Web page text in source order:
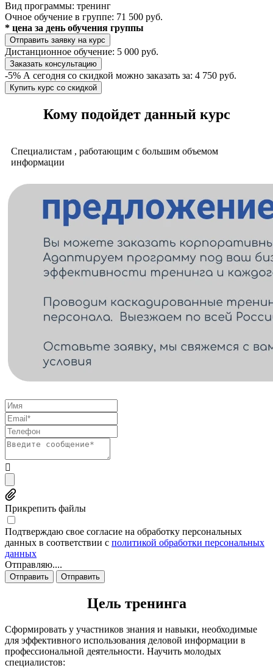
Вид программы: тренинг
Очное обучение в группе: 71 500 руб.
* цена за день обучения группы
Отправить заявку на курс
Дистанционное обучение: 5 000 руб.
Заказать консультацию
-5% А сегодня со скидкой можно заказать за: 4 750 руб.
Купить курс со скидкой
Кому подойдет данный курс​​
Специалистам , работающим с большим объемом
информации
Прикрепить файлы
Подтверждаю свое согласие на обработку персональных
данных в соответствии с политикой обработки персональных
данных
Отправляю....
Отправить Отправить
Цель тренинга
Сформировать у участников знания и навыки, необходимые
для эффективного использования деловой информации в
профессиональной деятельности. Научить молодых
специалистов: